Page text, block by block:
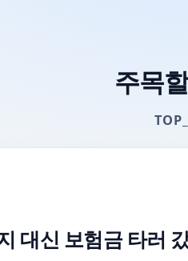
주목
대신 보험금 타러